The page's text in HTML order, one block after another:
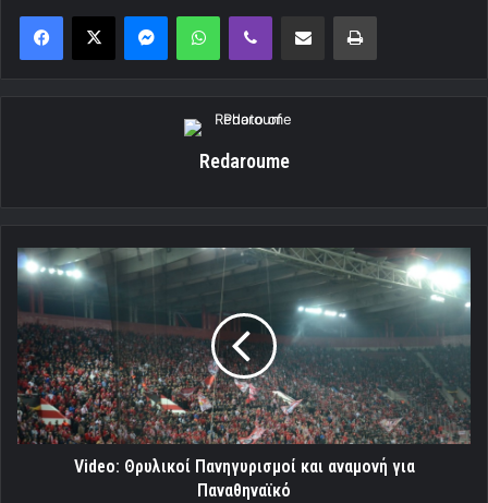
MessengerWhatsAppViber Κοινοποίηση μέσω ηλεκτρονικού ταχυδρομείουΕκτύπωση
Redaroume
Video:
Θρυλικοί
Πανηγυρισμοί
και
αναμονή
για
Παναθηναϊκό
Video: Θρυλικοί Πανηγυρισμοί και αναμονή για
Παναθηναϊκό